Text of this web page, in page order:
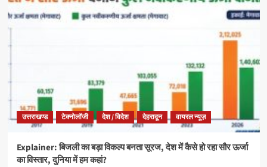
उत्तराखण्ड टेक्नोलॉजी देश / विदेश देहरादून वायरल न्यूज़
Explainer: बिजली का बड़ा विकल्प बनता सूरज, देश में कैसे हो रहा सौर ऊर्जा
का विस्तार, दुनिया में हम कहां?